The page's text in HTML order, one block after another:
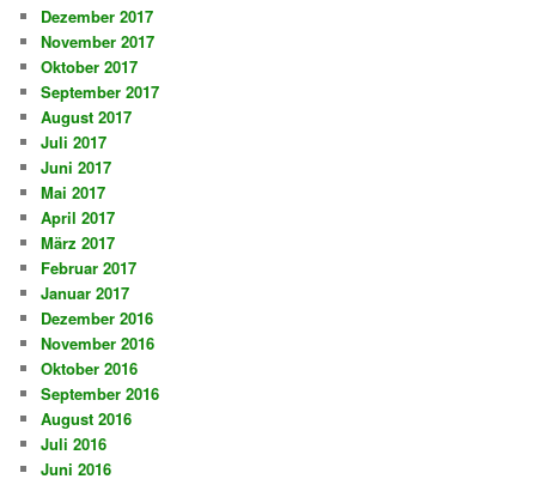
Dezember 2017
November 2017
Oktober 2017
September 2017
August 2017
Juli 2017
Juni 2017
Mai 2017
April 2017
März 2017
Februar 2017
Januar 2017
Dezember 2016
November 2016
Oktober 2016
September 2016
August 2016
Juli 2016
Juni 2016